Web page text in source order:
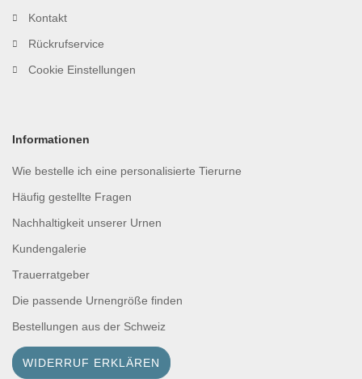
Kontakt
Rückrufservice
Cookie Einstellungen
Informationen
Wie bestelle ich eine personalisierte Tierurne
Häufig gestellte Fragen
Nachhaltigkeit unserer Urnen
Kundengalerie
Trauerratgeber
Die passende Urnengröße finden
Bestellungen aus der Schweiz
WIDERRUF ERKLÄREN